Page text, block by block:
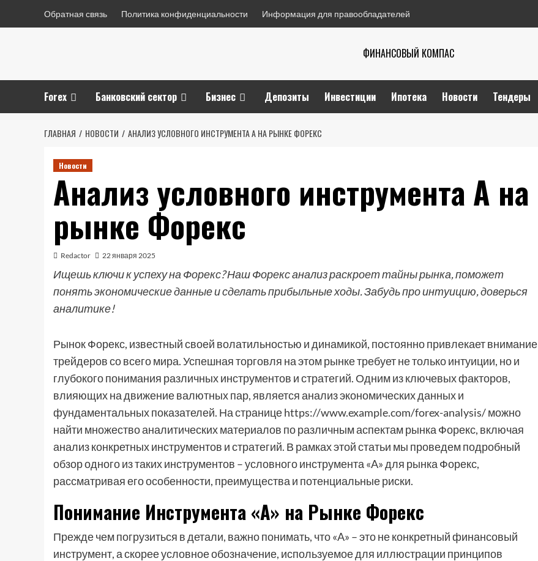
Обратная связь Политика конфиденциальности Информация для правообладателей
ФИНАНСОВЫЙ КОМПАС
Forex Банковский сектор Бизнес Депозиты Инвестиции Ипотека Новости Тендеры
ГЛАВНАЯ НОВОСТИ АНАЛИЗ УСЛОВНОГО ИНСТРУМЕНТА A НА РЫНКЕ ФОРЕКС
Новости
Анализ условного инструмента A на
рынке Форекс
Redactor 22 января 2025
Ищешь ключи к успеху на Форекс? Наш Форекс анализ раскроет тайны рынка, поможет
понять экономические данные и сделать прибыльные ходы. Забудь про интуицию, доверься
аналитике!
Рынок Форекс, известный своей волатильностью и динамикой, постоянно привлекает внимание
трейдеров со всего мира. Успешная торговля на этом рынке требует не только интуиции, но и
глубокого понимания различных инструментов и стратегий. Одним из ключевых факторов,
влияющих на движение валютных пар, является анализ экономических данных и
фундаментальных показателей. На странице https://www.example.com/forex-analysis/ можно
найти множество аналитических материалов по различным аспектам рынка Форекс, включая
анализ конкретных инструментов и стратегий. В рамках этой статьи мы проведем подробный
обзор одного из таких инструментов – условного инструмента «A» для рынка Форекс,
рассматривая его особенности, преимущества и потенциальные риски.
Понимание Инструмента «A» на Рынке Форекс
Прежде чем погрузиться в детали, важно понимать, что «A» – это не конкретный финансовый
инструмент, а скорее условное обозначение, используемое для иллюстрации принципов